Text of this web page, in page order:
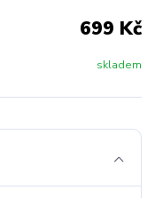
skladem
699 Kč